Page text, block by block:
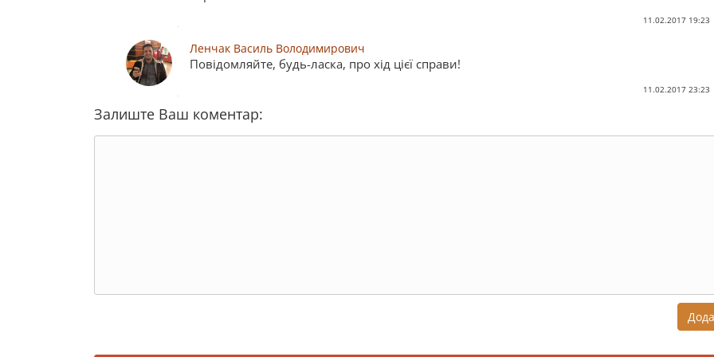
11.02.2017 19:23
Ленчак Василь Володимирович
Повідомляйте, будь-ласка, про хід цієї справи!
11.02.2017 23:23
Залиште Ваш коментар: